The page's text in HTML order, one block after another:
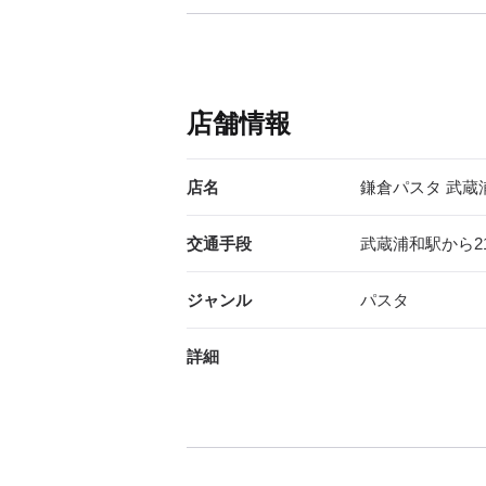
店舗情報
店名 鎌倉パスタ 武蔵
交通手段 武蔵浦和駅から
ジャンル パスタ
詳細